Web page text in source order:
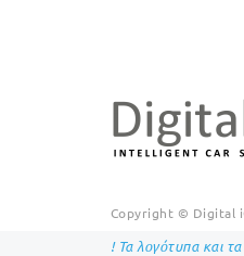
Copyright © Digital
! Τα λογότυπα και